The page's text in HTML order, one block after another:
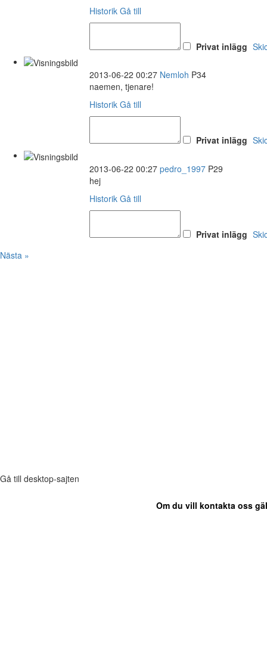
Historik Gå till
Privat inlägg
2013-06-22 00:27 Nemloh P34
naemen, tjenare!
Historik Gå till
Privat inlägg
2013-06-22 00:27 pedro_1997 P29
hej
Historik Gå till
Privat inlägg
Nästa »
Gå till desktop-sajten
Om du vill kontakta oss